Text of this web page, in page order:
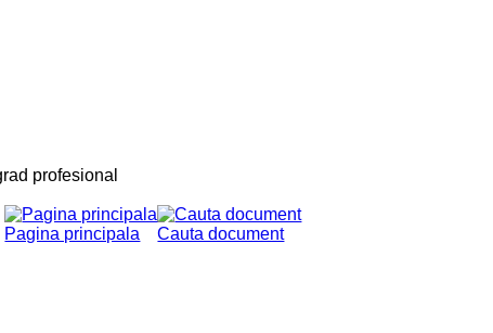
profesional
Cauta document
Pagina principala